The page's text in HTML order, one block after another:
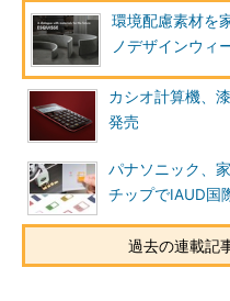
環境配慮素材を
ノデザインウィ
カシオ計算機、
発売
パナソニック、
チップでIAUD国
過去の連載記